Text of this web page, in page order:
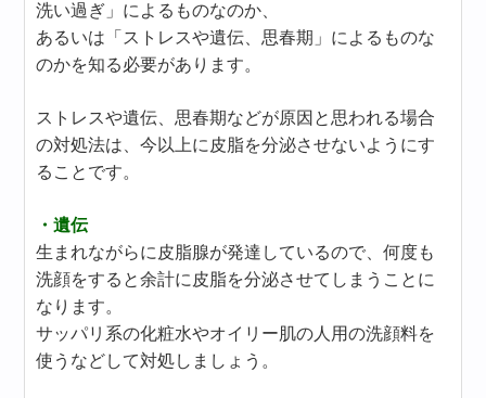
洗い過ぎ」によるものなのか、
あるいは「ストレスや遺伝、思春期」によるものな
のかを知る必要があります。
ストレスや遺伝、思春期などが原因と思われる場合
の対処法は、今以上に皮脂を分泌させないようにす
ることです。
・遺伝
生まれながらに皮脂腺が発達しているので、何度も
洗顔をすると余計に皮脂を分泌させてしまうことに
なります。
サッパリ系の化粧水やオイリー肌の人用の洗顔料を
使うなどして対処しましょう。